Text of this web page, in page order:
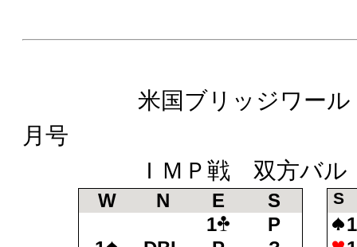
米国ブリッジワールド
月号
ＩＭＰ戦 双方バル
W N E
S
1
P
S